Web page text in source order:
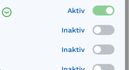
Aktiv
Inaktiv
Inaktiv